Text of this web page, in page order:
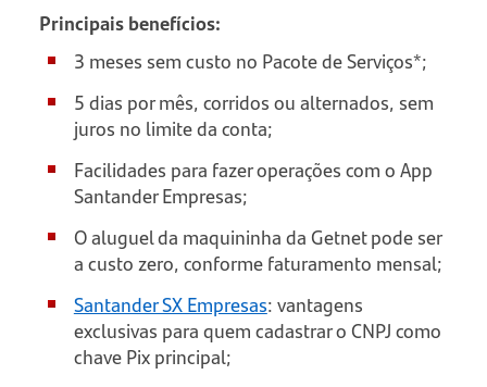
Principais benefícios:
3 meses sem custo no Pacote de Serviços*;
5 dias por mês, corridos ou alternados, sem
juros no limite da conta;
Facilidades para fazer operações com o App
Santander Empresas;
O aluguel da maquininha da Getnet pode ser
a custo zero, conforme faturamento mensal;
Santander SX Empresas: vantagens
exclusivas para quem cadastrar o CNPJ como
chave Pix principal;